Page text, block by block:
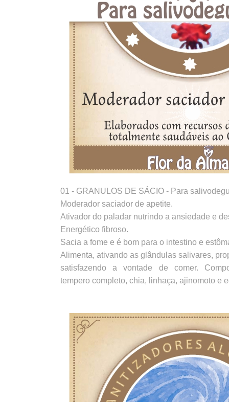
01 - GRANULOS DE SÁCIO - Para
Moderador saciador de apetite.
Ativador do paladar nutrindo a ansiedade e
Energético fibroso.
Sacia a fome e é bom para o intestino e
Alimenta, ativando as glândulas salivares,
satisfazendo a vontade de comer.
tempero completo, chia, linhaça, ajinomoto e